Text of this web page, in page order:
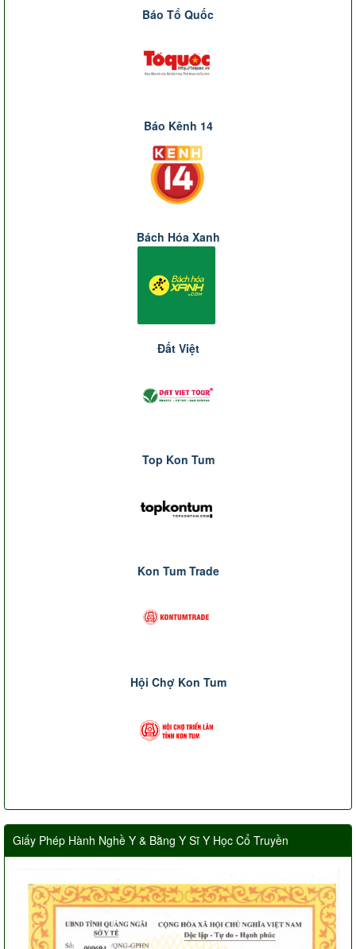
Báo Tổ Quốc
Báo Kênh 14
Bách Hóa Xanh
Đất Việt
Top Kon Tum
Kon Tum Trade
Hội Chợ Kon Tum
Giấy Phép Hành Nghề Y & Bằng Y Sĩ Y Học Cổ Truyền